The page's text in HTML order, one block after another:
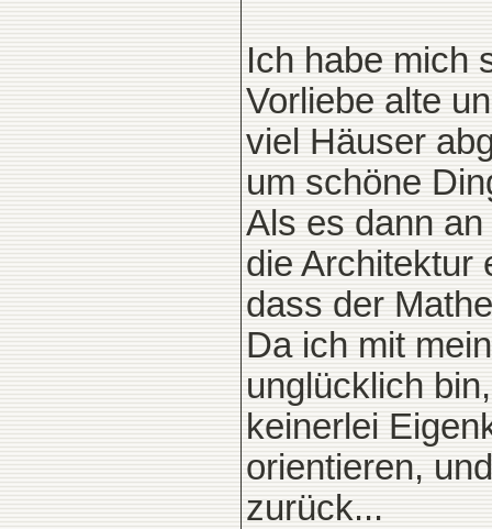
Ich habe mich
Vorliebe alte
viel Häuser
um schöne
Als es dann
die Architektur
dass der
Da ich mit
unglücklich
keinerlei
orientieren,
zurück...